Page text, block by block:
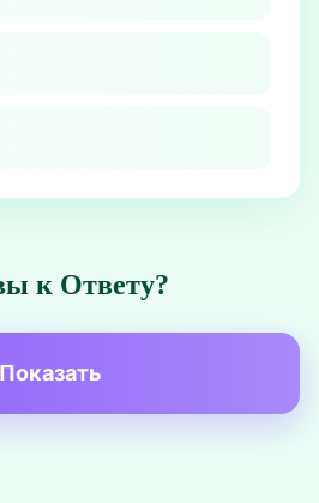
к Ответу?
Показать